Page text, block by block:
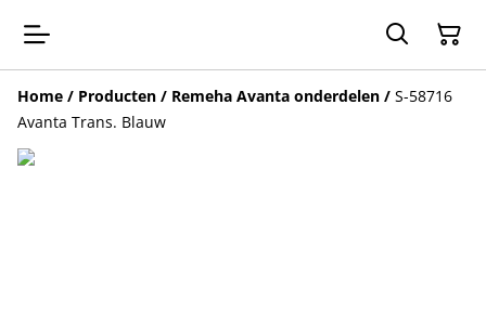
Home / Producten / Remeha Avanta onderdelen / S-58716
Avanta Trans. Blauw